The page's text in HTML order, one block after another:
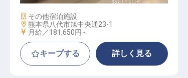
施設業態
その他宿泊施設
勤務地
熊本県八代市旭中央通23-1
給与
月給／181,650円～
キープする 詳しく見る